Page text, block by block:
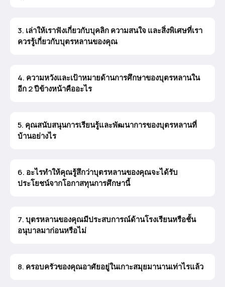
3. เล่าให้เราฟังเกี่ยวกับบุคลิก ความสนใจ และสิ่งพิเศษที่เรา
ควรรู้เกี่ยวกับบุตรหลานของคุณ
4. ความหวังและเป้าหมายด้านการศึกษาของบุตรหลานใน
อีก 2 ปีข้างหน้าคืออะไร
5. คุณสนับสนุนการเรียนรู้และพัฒนาการของบุตรหลานที่
บ้านอย่างไร
6. อะไรทำให้คุณรู้สึกว่าบุตรหลานของคุณจะได้รับ
ประโยชน์จากโอกาสทุนการศึกษานี้
7. บุตรหลานของคุณมีประสบการณ์ด้านโรงเรียนหรือชั้น
อนุบาลมาก่อนหรือไม่
8. ครอบครัวของคุณอาศัยอยู่ในเกาะสมุยมานานเท่าไรแล้ว